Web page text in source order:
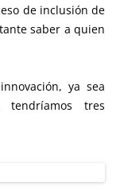
de inclusión de
saber a quien
ya sea
tres